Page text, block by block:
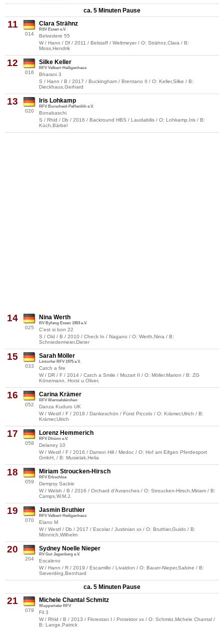
ca. 5 Minuten Pause
11
014
Clara Strähnz
RSV Essen e.V.
Belvedere 55
W / Hann / Df / 2011 / Belstaff / Weltmeyer / O: Strähnz,Clara / B:
Moss,Hendrik
12
016
Silke Keller
RFV Velbert-Heiligenhaus
Bharani 3
S / Hann / B / 2017 / Buckingham / Brentano II / O: Keller,Silke / B:
Dieckhaus,Gerhard
13
020
Iris Lohkamp
RFV Burscheid-Paffenlöh e.V.
Bonabaschi
S / Rhld / Db / 2016 / Backround HBS / Laudabilis / O: Lohkamp,Iris / B:
Küch,Bärbel
14
025
Nina Werth
RV Byfang Essen 1953 e.V.
C'est si bon 22
S / Old / B / 2010 / Check In / Nagano / O: Werth,Nina / B:
Schniedermeier,Dieter
15
033
Sarah Möller
Lintorfer RFV 1975 e.V.
Catch a fire
W / DR / F / 2014 / Catch a Smile / Mozart II / O: Möller,Marion / B: ZG
Könemann, Horst u.Oliver,
16
052
Carina Krämer
RFV Wermelskirchen
Danza Kuduro UK
W / Westf / F / 2018 / Dankeschön / Fürst Piccolo / O: Krämer,Ulrich / B:
Krämer,Ulrich
17
058
Lorenz Hemmerich
RFV Dhünn e.V.
Delaney 10
W / Westf / F / 2016 / Damon Hill / Medoc / O: Hof am Eifgen Pferdesport
GmbH, / B: Musielak,Helia
18
059
Miriam Stroucken-Hirsch
RFV Erbschloe
Dempsy Sackie
W / Welsh / B / 2016 / Orchard d'Avranches / O: Stroucken-Hirsch,Miriam / B:
Camps,W.M.J.
19
070
Jasmin Bruthier
RFV Velbert-Heiligenhaus
Elano M
W / Westf / Db / 2017 / Escolar / Justinian xx / O: Bruthier,Guido / B:
Mönnich,Wilhelm
20
204
Sydney Noelle Nieper
RV Gut Jagenberg e.V.
Escaleno
W / Hann / R / 2019 / Escamillo / Livaldon / O: Bauer-Nieper,Sabine / B:
Sieverding,Bernhard
ca. 5 Minuten Pause
21
079
Michele Chantal Schmitz
Wuppertaler RFV
Fil 3
W / Rhld / B / 2013 / Florestan I / Protektor xx / O: Schmitz,Michele Chantal /
B: Lange,Patrick